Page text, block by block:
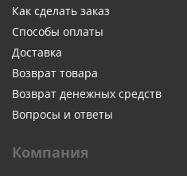
Как сделать заказ
Способы оплаты
Доставка
Возврат товара
Возврат денежных средств
Вопросы и ответы
Компания